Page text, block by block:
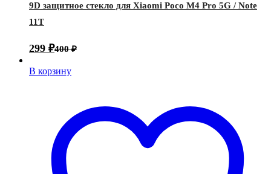
9D защитное стекло для Xiaomi Poco M4 Pro 5G / Note
11T
299 ₽400₽
В корзину